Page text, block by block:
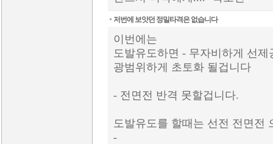
저번에 보앗던 정밀타격은 없습니다
이번에는
도발유도하면 - 무자비하게 선
광범위하게 초토화 될겁니다
- 전면전 반격 못할겁니다.
도발유도를 할때는 선전 전면전
-